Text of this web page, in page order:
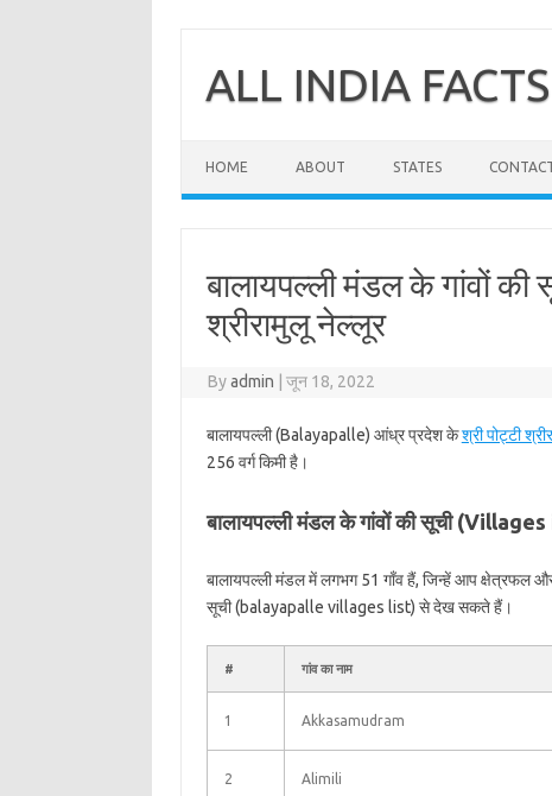
contentALL INDIA FACTS
HOME ABOUT STATES
बालायपल्ली मंडल के गांवों की
श्रीरामुलू नेल्लूर
Byadmin जून 18, 2022
बालायपल्ली (Balayapalle) आंध्र प्रदेश केश्री पोट्टी
256 वर्ग किमी है।
बालायपल्ली मंडल के गांवों की सूची
बालायपल्ली मंडल में लगभग 51 गाँव हैं, जिन्हें आप क्षेत्रफल
सूची (balayapalle villages list) से देख सकते हैं।
# गांव का नाम
1 Akkasamudram
2 Alimili